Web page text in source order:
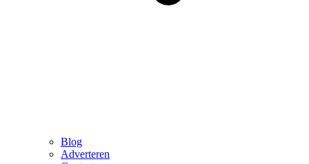
Blog
Adverteren